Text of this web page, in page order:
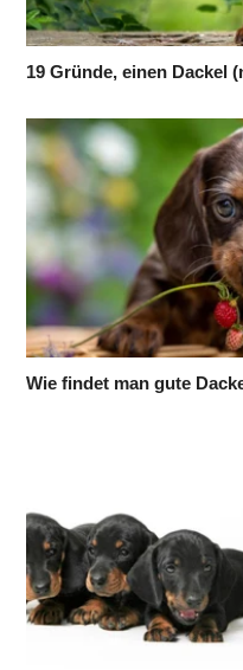
19 Gründe, einen Dackel
Wie findet man gute